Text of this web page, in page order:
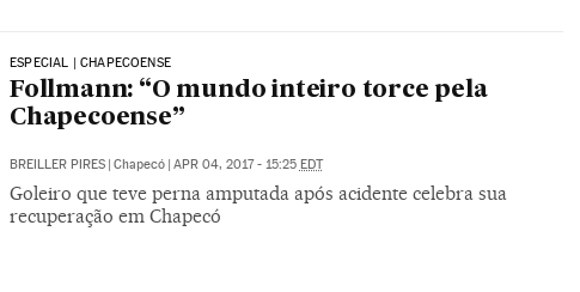
ESPECIAL | CHAPECOENSE
Follmann: “O mundo inteiro torce pela
Chapecoense”
BREILLER PIRES | Chapecó | APR 04, 2017 - 15:25 EDT
Goleiro que teve perna amputada após acidente celebra sua
recuperação em Chapecó